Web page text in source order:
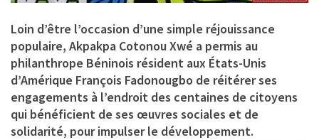
Loin d’être l’occasion d’une simple réjouissance
populaire, Akpakpa Cotonou Xwé a permis au
philanthrope Béninois résident aux États-Unis
d’Amérique François Fadonougbo de réitérer ses
engagements à l’endroit des centaines de citoyens
qui bénéficient de ses œuvres sociales et de
solidarité, pour impulser le développement.